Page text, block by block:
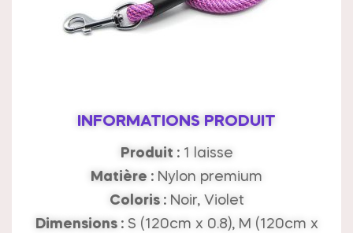
INFORMATIONS PRODUIT
Produit :1 laisse
Matière : Nylon premium
Coloris :Noir, Violet
Dimensions :S (120cm x 0.8), M (120cm x